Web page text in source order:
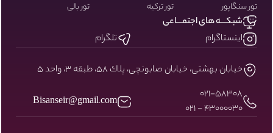
تور سنگاپور
تور ترکیه تور بالی
شبکـــه های اجتمـــاعی
اینستاگرام
تلگرام
خيابان بهشتى، خيابان صابونچى، پلاك ٥٨، طبقه ٣، واحد ٥
۰۲۱-58308
43000030 - 021
Bisanseir@gmail.com